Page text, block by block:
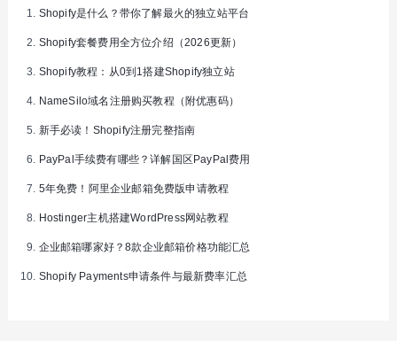
Shopify是什么？带你了解最火的独立站平台
Shopify套餐费用全方位介绍（2026更新）
Shopify教程：从0到1搭建Shopify独立站
NameSilo域名注册购买教程（附优惠码）
新手必读！Shopify注册完整指南
PayPal手续费有哪些？详解国区PayPal费用
5年免费！阿里企业邮箱免费版申请教程
Hostinger主机搭建WordPress网站教程
企业邮箱哪家好？8款企业邮箱价格功能汇总
Shopify Payments申请条件与最新费率汇总